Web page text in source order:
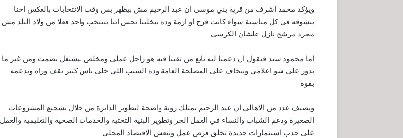
ويؤكد محمد اشرف من قرية بني موسى ان عبد الرحيم مش بيظهر بس وقت الانتخابات بالعكس احنا
بنشوفه في كل مناسبة سواء كانت فرح او ازمة وده بيخلينا نحس اننا بننتخب واحد فعلا من ولاد البلد مش
مجرد مرشح نازل علشان الكرسي
اما محمود سيد فيقول ان دعمنا ليه نابع من ثقتنا فيه هو راجل عملي ومخلص بيشتغل بصمت ومن غير ما
يدور على شو اعلامي وبيخاف على المصلحة العامة وده السبب اللي خلى ناس كتير تقف وراه وتدعمه
بقوة
ويضيف عدد من الاهالي ان عبد الرحيم يمتلك رؤية واضحة لتطوير الدائرة من خلال تشجيع المشروعات
الصغيرة ودعم الشباب والنساء في العمل الحر وتطوير البنية التحتية والخدمات الصحية والتعليمية والعمل
على جذب استثمارات جديدة تخلق فرص عمل وتنعش الاقتصاد المحلي